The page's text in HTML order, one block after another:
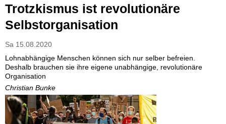
Trotzkismus ist revolutionäre
Selbstorganisation
Sa 15.08.2020
Lohnabhängige Menschen können sich nur selber befreien.
Deshalb brauchen sie ihre eigene unabhängige, revolutionäre
Organisation
Christian Bunke